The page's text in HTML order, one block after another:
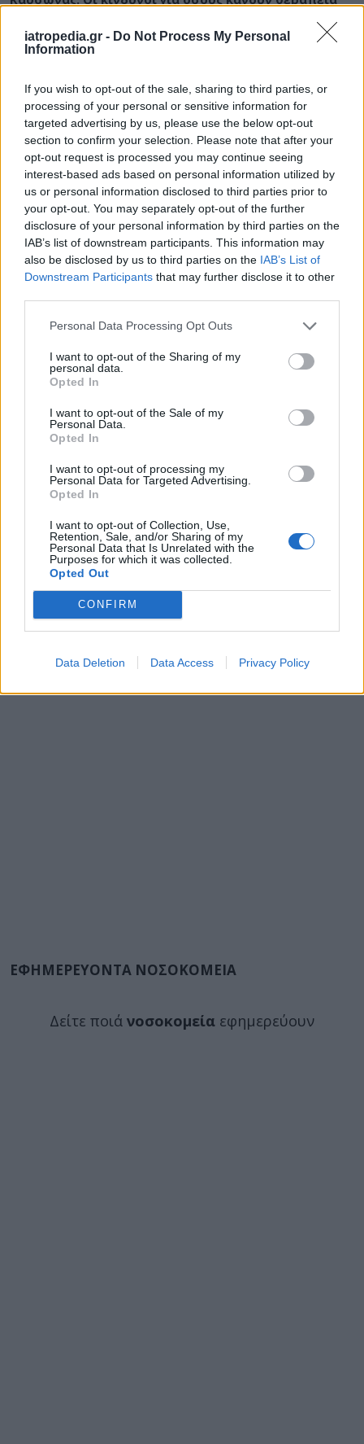
iatropedia.gr - Do Not Process My Personal
Information
If you wish to opt-out of the sale, sharing to third parties, or
processing of your personal or sensitive information for
targeted advertising by us, please use the below opt-out
section to confirm your selection. Please note that after your
opt-out request is processed you may continue seeing
interest-based ads based on personal information utilized by
us or personal information disclosed to third parties prior to
your opt-out. You may separately opt-out of the further
disclosure of your personal information by third parties on the
IAB’s list of downstream participants. This information may
also be disclosed by us to third parties on the IAB’s List of
Downstream Participants that may further disclose it to other
Personal Data Processing Opt Outs
I want to opt-out of the Sharing of my
personal data.
Opted In
I want to opt-out of the Sale of my
Personal Data.
Opted In
I want to opt-out of processing my
Personal Data for Targeted Advertising.
Opted In
I want to opt-out of Collection, Use,
Retention, Sale, and/or Sharing of my
Personal Data that Is Unrelated with the
Purposes for which it was collected.
Opted Out
CONFIRM
Data Deletion Data Access Privacy Policy
ΕΙΔΗΣΕΙΣ 07 Αυγούστου 2026 19:33
ΙΣΑ: «Καμπανάκι» για τον ιό του Δυτικού Νείλου στην
Αττική – Τι ζητά από τις Αρχές
ΔΙΑΤΡΟΦΗ 07 Αυγούστου 2026 19:06
Κεχρί: Πώς μια ενισχυμένη ποικιλία μπορεί να
«γεμίσει» σίδηρο τα παιδιά, χωρίς παρενέργειες
ΕΦΗΜΕΡΕΥΟΝΤΑ ΝΟΣΟΚΟΜΕΙΑ
Δείτε ποιά νοσοκομεία εφημερεύουν